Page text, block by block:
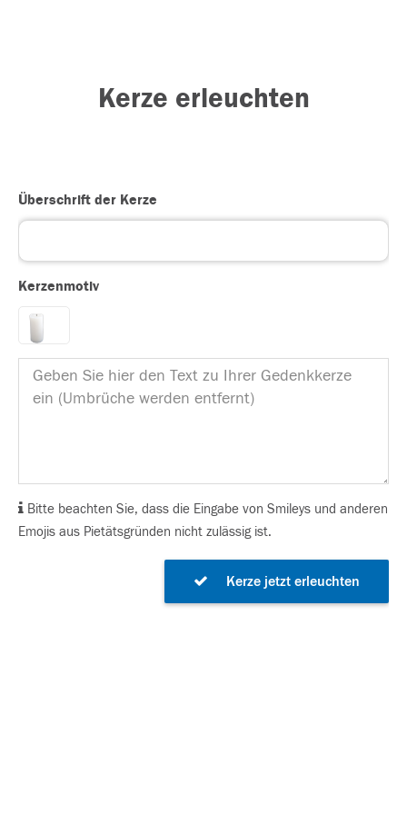
Kerze erleuchten
Überschrift der Kerze
Kerzenmotiv
Bitte beachten Sie, dass die Eingabe von Smileys und anderen
Emojis aus Pietätsgründen nicht zulässig ist.
Kerze jetzt erleuchten